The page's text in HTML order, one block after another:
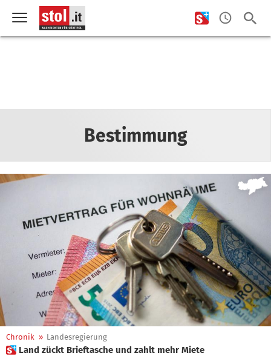
Bestimmung
Chronik » Landesregierung
 Land zückt Brieftasche und zahlt mehr Miete